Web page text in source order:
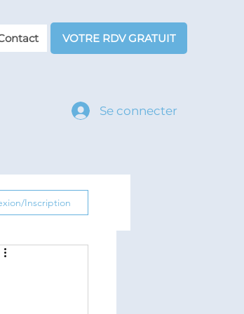
VOTRE RDV GRATUIT
Se connecter
Inscription